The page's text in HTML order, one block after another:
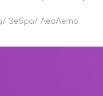
Зебра/ ЛеоЛето